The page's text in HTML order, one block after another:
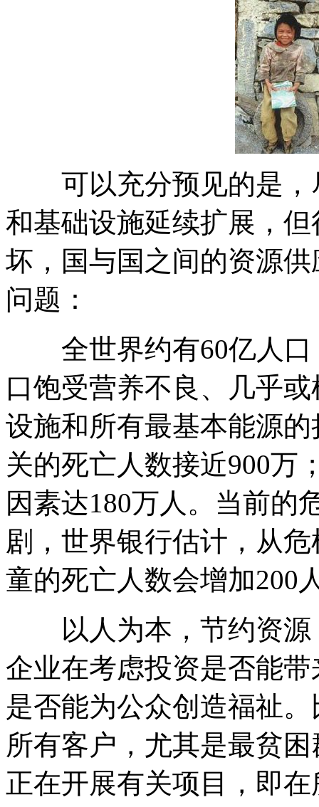
可以充分预见的是，
和基础设施延续扩展，
坏，国与国之间的资源
问题：
全世界约有60亿人口
口饱受营养不良、几乎
设施和所有最基本能源
关的死亡人数接近900万
因素达180万人。当前的
剧，世界银行估计，从
童的死亡人数会增加200
以人为本，节约资源
企业在考虑投资是否能
是否能为公众创造福祉
所有客户，尤其是最贫
正在开展有关项目，即